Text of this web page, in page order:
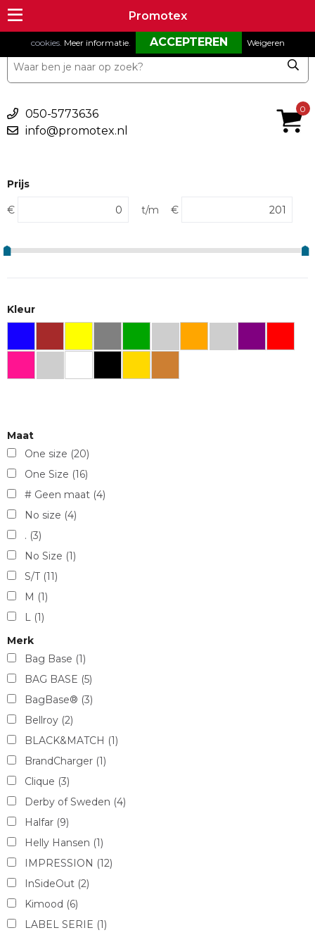
Promotex
Promotex
050-5773636
info@promotex.nl
0
€ 0,00
Prijs
€ t/m €
Kleur
Maat
One size (20)
One Size (16)
# Geen maat (4)
No size (4)
. (3)
No Size (1)
S/T (11)
M (1)
L (1)
Merk
Bag Base (1)
BAG BASE (5)
BagBase® (3)
Bellroy (2)
BLACK&MATCH (1)
BrandCharger (1)
Clique (3)
Derby of Sweden (4)
Halfar (9)
Helly Hansen (1)
IMPRESSION (12)
InSideOut (2)
Kimood (6)
LABEL SERIE (1)
Om onze website goed te laten functioneren maken wij gebruik van
cookies. Meer informatie. Weigeren